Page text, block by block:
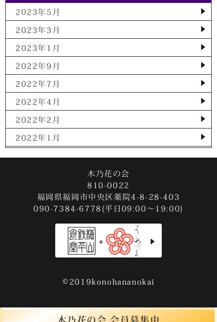
2023年5月
2023年3月
2023年1月
2022年9月
2022年7月
2022年4月
2022年2月
2022年1月
2021年12月
2021年10月
2021年9月
2021年8月
2020年12月
2020年9月
木乃花の会
810-0022
福岡県福岡市中央区薬院4-8-28-403
090-7384-6778(平日09:00～19:00)
©2019konohananokai
木乃花の会 会員募集中